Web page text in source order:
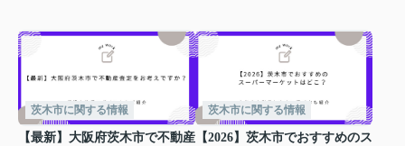
茨木市に関する情報
【最新】大阪府茨木市で不動産
茨木市に関する情報
【2026】茨木市でおすすめのス